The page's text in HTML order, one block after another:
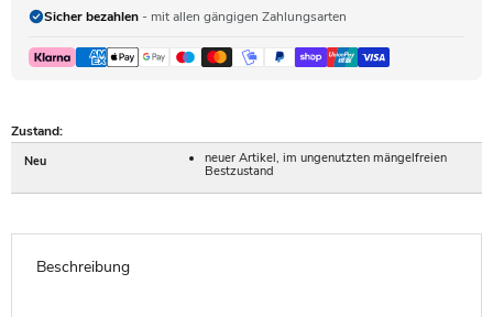
Sicher bezahlen - mit allen gängigen Zahlungsarten
Zustand:
Neu
neuer Artikel, im ungenutzten mängelfreien
Bestzustand
Beschreibung